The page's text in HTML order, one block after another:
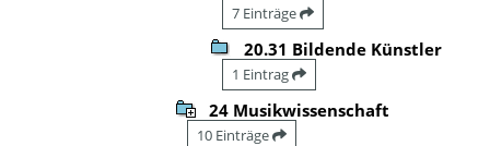
7 Einträge
20.31 Bildende Künstler
1 Eintrag
24 Musikwissenschaft
10 Einträge